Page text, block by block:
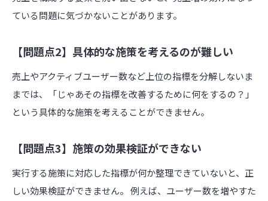
ている問題に気づかないことがあります。
【問題点2】具体的な施策を考えるのが難しい
売上やアクティブユーザー数など上位の指標を分解しないま
までは、「じゃあその指標を改善するために何をするの？」
という具体的な施策を考えることができません。
【問題点3】施策の効果検証ができない
実行する施策に対応した指標が何か整理できていないと、正
しい効果検証ができません。 例えば、ユーザー数を増やすた